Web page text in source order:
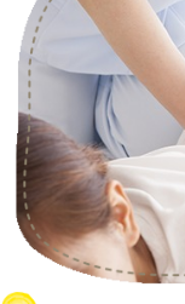
ニュース